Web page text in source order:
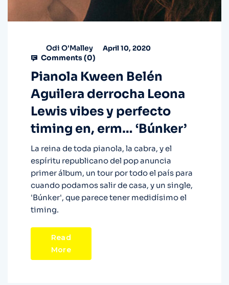
Odi O'Malley April 10, 2020
Comments (0)
Pianola Kween Belén
Aguilera derrocha Leona
Lewis vibes y perfecto
timing en, erm… ‘Búnker’
La reina de toda pianola, la cabra, y el
espíritu republicano del pop anuncia
primer álbum, un tour por todo el país para
cuando podamos salir de casa, y un single,
'Búnker', que parece tener medidísimo el
timing.
Read
More